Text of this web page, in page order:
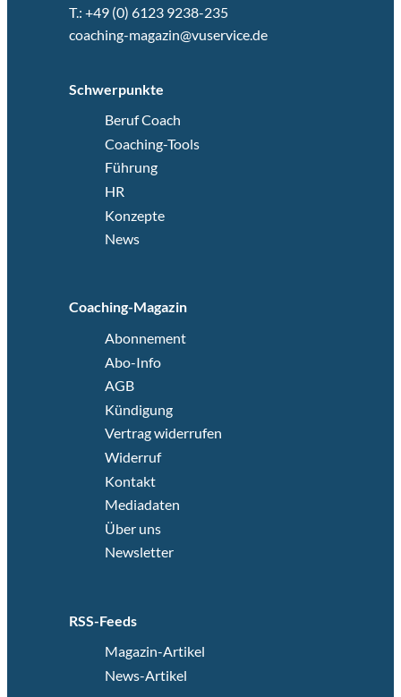
T.: +49 (0) 6123 9238-235
coaching-magazin@vuservice.de
Schwerpunkte
Beruf Coach
Coaching-Tools
Führung
HR
Konzepte
News
Coaching-Magazin
Abonnement
Abo-Info
AGB
Kündigung
Vertrag widerrufen
Widerruf
Kontakt
Mediadaten
Über uns
Newsletter
RSS-Feeds
Magazin-Artikel
News-Artikel